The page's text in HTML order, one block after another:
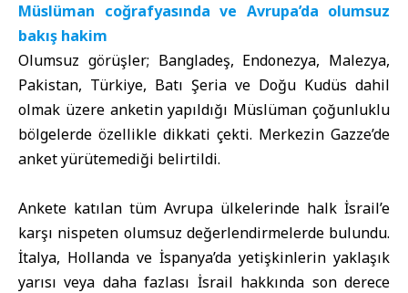
Müslüman coğrafyasında ve Avrupa’da olumsuz
bakış hakim
Olumsuz görüşler; Bangladeş, Endonezya, Malezya,
Pakistan, Türkiye, Batı Şeria ve Doğu Kudüs dahil
olmak üzere anketin yapıldığı Müslüman çoğunluklu
bölgelerde özellikle dikkati çekti. Merkezin Gazze’de
anket yürütemediği belirtildi.
Ankete katılan tüm Avrupa ülkelerinde halk İsrail’e
karşı nispeten olumsuz değerlendirmelerde bulundu.
İtalya, Hollanda ve İspanya’da yetişkinlerin yaklaşık
yarısı veya daha fazlası İsrail hakkında son derece